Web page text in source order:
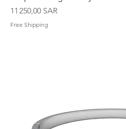
Prix
11 250,00 SAR
Free Shipping